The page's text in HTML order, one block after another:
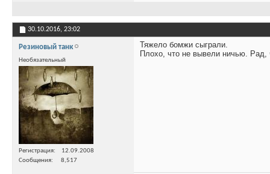
30.10.2016, 23:02
Резиновый танк
Необязательный
Регистрация
12.09.2008
Сообщения
8,517
Тяжело бомжи сыграли.
Плохо, что не вывели ничью. Рад,